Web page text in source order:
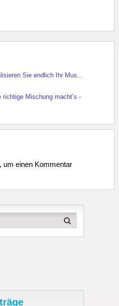
Sie endlich Ihr Mus...
richtige Mischung macht’s -
um einen Kommentar